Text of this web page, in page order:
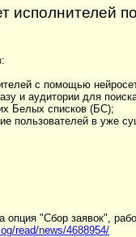
исполнителей
с помощью
и аудитории для
Белых списков (БС);
пользователей в уже
опция "Сбор заявок",
read/news/4688954/